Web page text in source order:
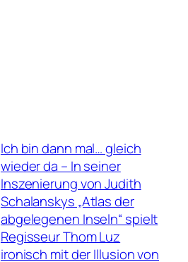
Ich bin dann mal… gleich
wieder da – In seiner
Inszenierung von Judith
Schalanskys „Atlas der
abgelegenen Inseln“ spielt
Regisseur Thom Luz
ironisch mit der Illusion von